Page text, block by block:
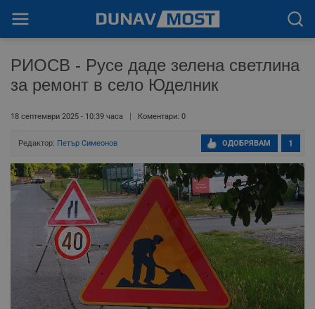
РИОСВ - Русе даде зелена светлина
за ремонт в село Юделник
18 септември 2025 - 10:39 часа Коментари: 0
Редактор: Петър Симеонов 1
ОДОБРЯВАМ